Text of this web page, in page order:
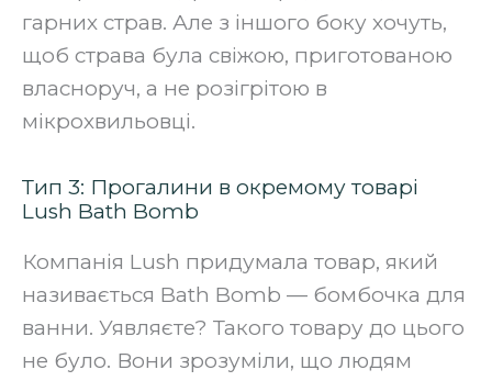
гарних страв. Але з іншого боку хочуть,
щоб страва була свіжою, приготованою
власноруч, а не розігрітою в
мікрохвильовці.
Тип 3: Прогалини в окремому товарі
Lush Bath Bomb
Компанія Lush придумала товар, який
називається Bath Bomb — бомбочка для
ванни. Уявляєте? Такого товару до цього
не було. Вони зрозуміли, що людям